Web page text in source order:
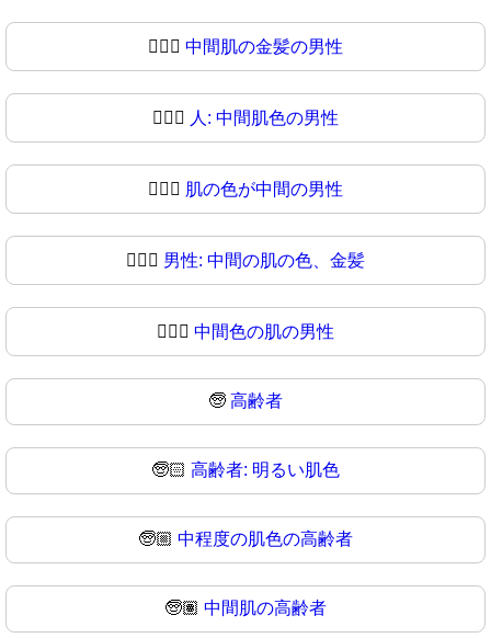
👱🏽‍♂ 中間肌の金髪の男性
👱🏾‍♂️ 人: 中間肌色の男性
👱🏾‍♂ 肌の色が中間の男性
👱🏿‍♂️ 男性: 中間の肌の色、金髪
👱🏿‍♂ 中間色の肌の男性
🧓 高齢者
🧓🏻 高齢者: 明るい肌色
🧓🏼 中程度の肌色の高齢者
🧓🏽 中間肌の高齢者